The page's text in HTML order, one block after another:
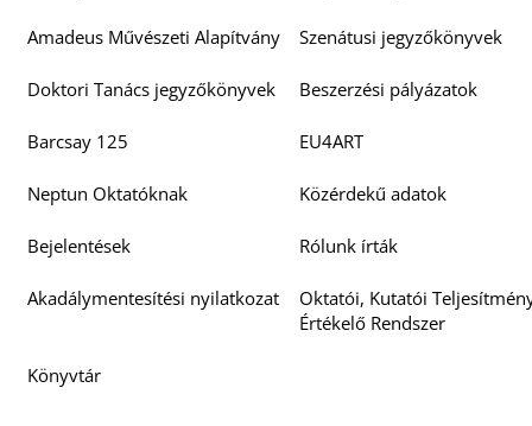
Amadeus Művészeti Alapítvány Szenátusi jegyzőkönyvek
Doktori Tanács jegyzőkönyvek Beszerzési pályázatok
Barcsay 125 EU4ART
Neptun Oktatóknak Közérdekű adatok
Bejelentések Rólunk írták
Akadálymentesítési nyilatkozat
Oktatói, Kutatói
Értékelő Rendszer
Könyvtár